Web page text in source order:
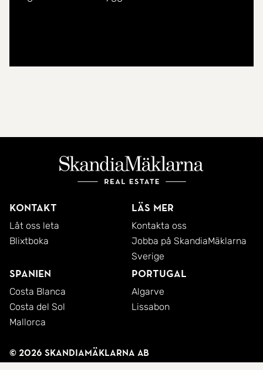
Kontakt
Låt oss leta
Blixtboka
Läs mer
Kontakta oss
Jobba på SkandiaMäklarna
Sverige
Spanien
Costa Blanca
Costa del Sol
Mallorca
Portugal
Algarve
Lissabon
© 2026 SkandiaMäklarna AB